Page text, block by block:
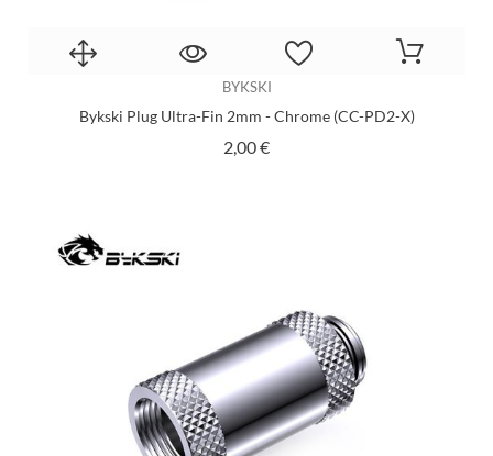
BYKSKI
Bykski Plug Ultra-Fin 2mm - Chrome (CC-PD2-X)
2,00 €Prix